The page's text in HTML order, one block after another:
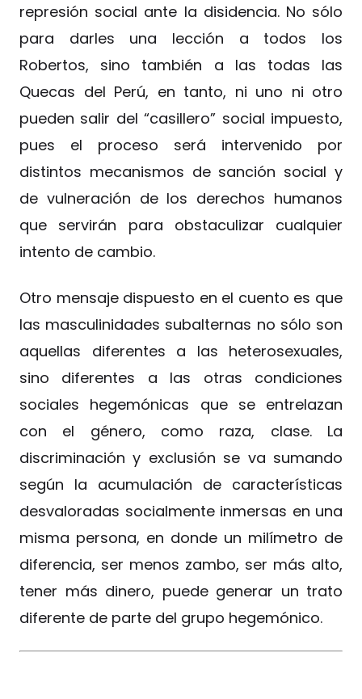
represión social ante la disidencia. No sólo
para darles una lección a todos los
Robertos, sino también a las todas las
Quecas del Perú, en tanto, ni uno ni otro
pueden salir del “casillero” social impuesto,
pues el proceso será intervenido por
distintos mecanismos de sanción social y
de vulneración de los derechos humanos
que servirán para obstaculizar cualquier
intento de cambio.
Otro mensaje dispuesto en el cuento es que
las masculinidades subalternas no sólo son
aquellas diferentes a las heterosexuales,
sino diferentes a las otras condiciones
sociales hegemónicas que se entrelazan
con el género, como raza, clase. La
discriminación y exclusión se va sumando
según la acumulación de características
desvaloradas socialmente inmersas en una
misma persona, en donde un milímetro de
diferencia, ser menos zambo, ser más alto,
tener más dinero, puede generar un trato
diferente de parte del grupo hegemónico.